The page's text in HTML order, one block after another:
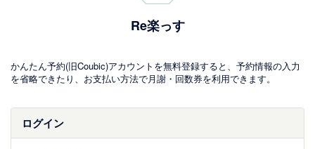
Re楽っす
かんたん予約(旧Coubic)アカウントを無料登録すると、予約情報の入力
を省略できたり、お支払い方法で月謝・回数券を利用できます。
ログイン